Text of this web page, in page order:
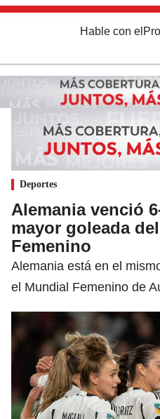
Hable con el
Deportes
Alemania venció
mayor goleada
Femenino
Alemania está en el
el Mundial Femenino de